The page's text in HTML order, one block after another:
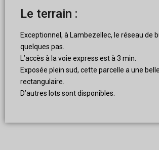
Le terrain :
Exceptionnel, à Lambezellec, le réseau de
quelques pas.
L’accès à la voie express est à 3 min.
Exposée plein sud, cette parcelle a une
rectangulaire.
D’autres lots sont disponibles.